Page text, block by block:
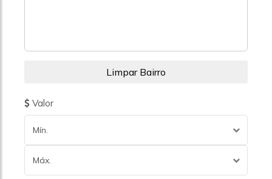
Valor
Mín.
Máx.